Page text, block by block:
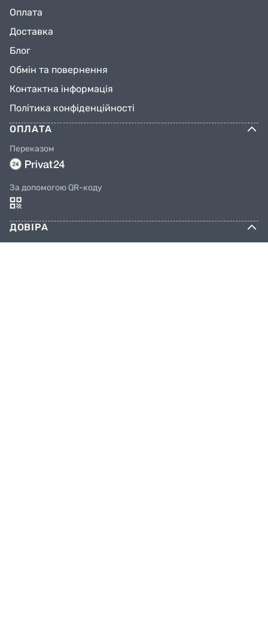
Оплата
Доставка
Блог
Обмін та повернення
Контактна інформація
Політика конфіденційності
ОПЛАТА
Переказом
За допомогою QR-коду
ДОВІРА